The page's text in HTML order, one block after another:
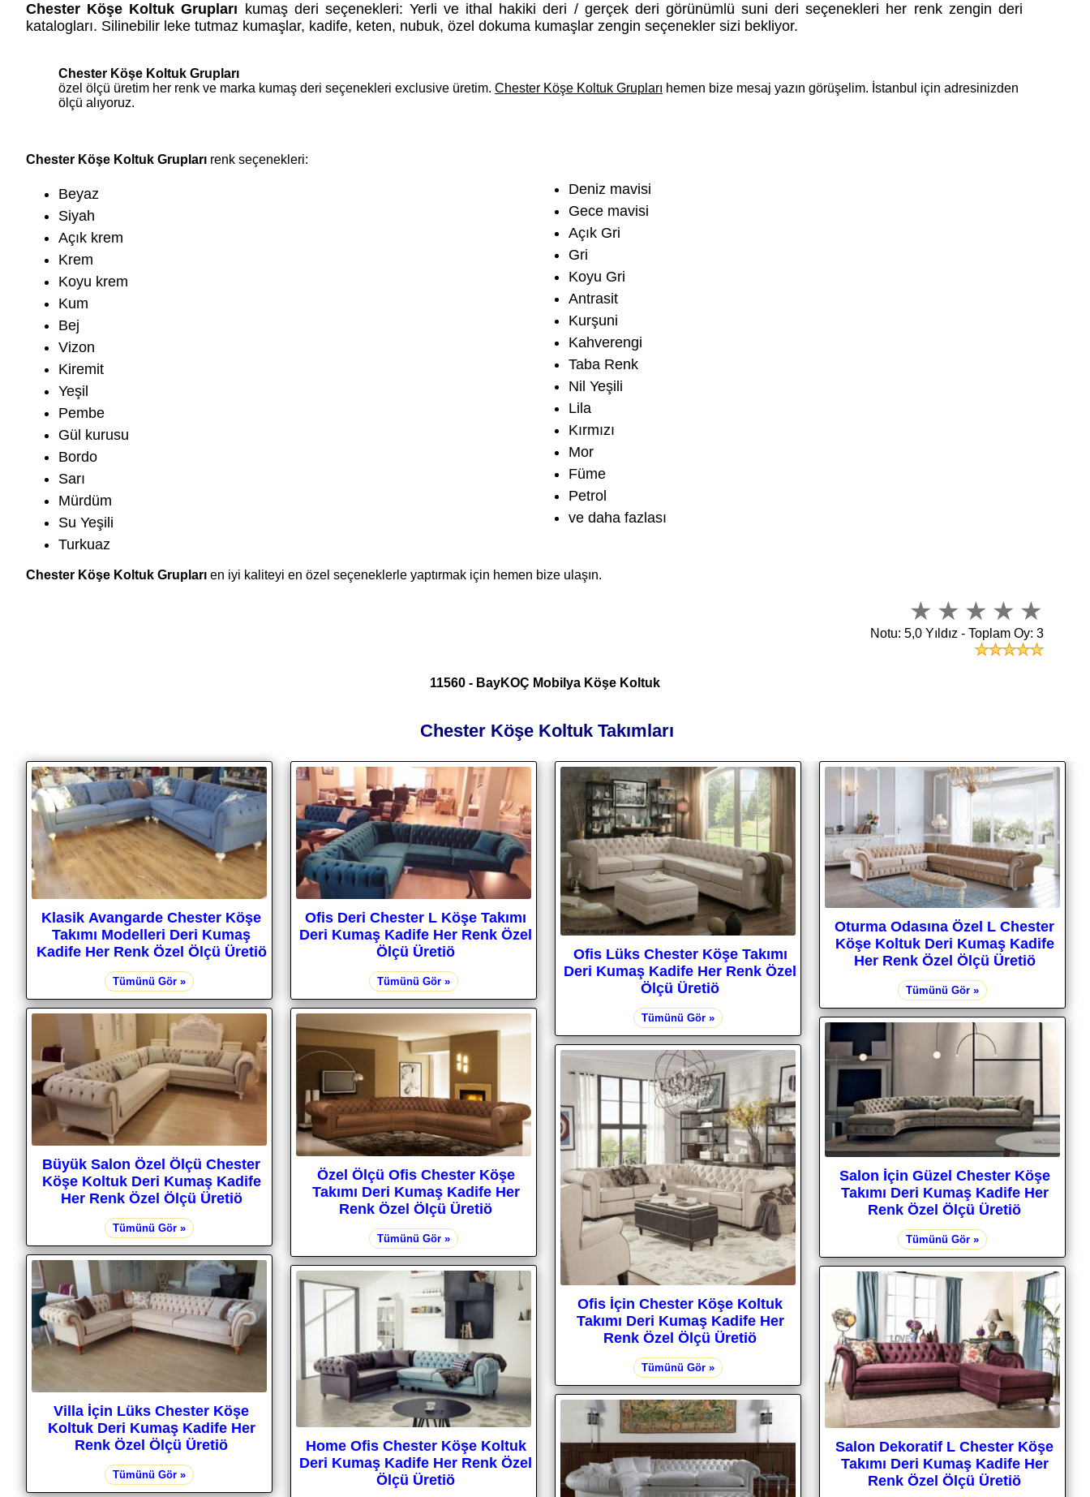
Chester Köşe Koltuk Grupları kumaş deri seçenekleri: Yerli ve ithal hakiki deri / gerçek deri görünümlü suni deri seçenekleri her renk zengin deri
katalogları. Silinebilir leke tutmaz kumaşlar, kadife, keten, nubuk, özel dokuma kumaşlar zengin seçenekler sizi bekliyor.
Chester Köşe Koltuk Grupları
özel ölçü üretim her renk ve marka kumaş deri seçenekleri exclusive üretim. Chester Köşe Koltuk Grupları hemen bize mesaj yazın görüşelim. İstanbul için adresinizden
ölçü alıyoruz.
Chester Köşe Koltuk Grupları renk seçenekleri:
Beyaz
Siyah
Açık krem
Krem
Koyu krem
Kum
Bej
Vizon
Kiremit
Yeşil
Pembe
Gül kurusu
Bordo
Sarı
Mürdüm
Su Yeşili
Turkuaz
Deniz mavisi
Gece mavisi
Açık Gri
Gri
Koyu Gri
Antrasit
Kurşuni
Kahverengi
Taba Renk
Nil Yeşili
Lila
Kırmızı
Mor
Füme
Petrol
ve daha fazlası
Chester Köşe Koltuk Grupları en iyi kaliteyi en özel seçeneklerle yaptırmak için hemen bize ulaşın.
Notu: 5,0 Yıldız - Toplam Oy: 3
11560 - BayKOÇ Mobilya Köşe Koltuk
Chester Köşe Koltuk Takımları
Klasik Avangarde Chester Köşe
Takımı Modelleri Deri Kumaş
Kadife Her Renk Özel Ölçü Üretiö
Tümünü Gör »
Büyük Salon Özel Ölçü Chester
Köşe Koltuk Deri Kumaş Kadife
Her Renk Özel Ölçü Üretiö
Tümünü Gör »
Villa İçin Lüks Chester Köşe
Koltuk Deri Kumaş Kadife Her
Renk Özel Ölçü Üretiö
Tümünü Gör »
Ofis Deri Chester L Köşe Takımı
Deri Kumaş Kadife Her Renk Özel
Ölçü Üretiö
Tümünü Gör »
Özel Ölçü Ofis Chester Köşe
Takımı Deri Kumaş Kadife Her
Renk Özel Ölçü Üretiö
Tümünü Gör »
Home Ofis Chester Köşe Koltuk
Deri Kumaş Kadife Her Renk Özel
Ölçü Üretiö
Ofis Lüks Chester Köşe Takımı
Deri Kumaş Kadife Her Renk Özel
Ölçü Üretiö
Tümünü Gör »
Ofis İçin Chester Köşe Koltuk
Takımı Deri Kumaş Kadife Her
Renk Özel Ölçü Üretiö
Tümünü Gör »
Oturma Odasına Özel L Chester
Köşe Koltuk Deri Kumaş Kadife
Her Renk Özel Ölçü Üretiö
Tümünü Gör »
Salon İçin Güzel Chester Köşe
Takımı Deri Kumaş Kadife Her
Renk Özel Ölçü Üretiö
Tümünü Gör »
Salon Dekoratif L Chester Köşe
Takımı Deri Kumaş Kadife Her
Renk Özel Ölçü Üretiö